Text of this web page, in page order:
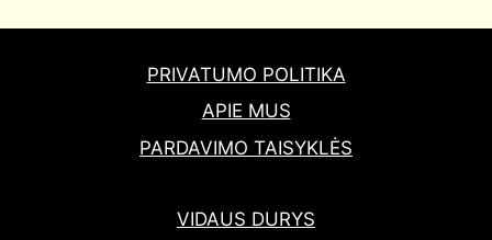
PRIVATUMO POLITIKA
APIE MUS
PARDAVIMO TAISYKLĖS
VIDAUS DURYS